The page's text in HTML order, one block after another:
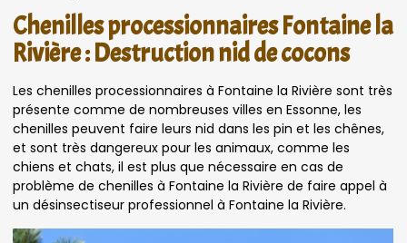
Chenilles processionnaires Fontaine la
Rivière : Destruction nid de cocons
Les chenilles processionnaires à Fontaine la Rivière sont très
présente comme de nombreuses villes en Essonne, les
chenilles peuvent faire leurs nid dans les pin et les chênes,
et sont très dangereux pour les animaux, comme les
chiens et chats, il est plus que nécessaire en cas de
problème de chenilles à Fontaine la Rivière de faire appel à
un désinsectiseur professionnel à Fontaine la Rivière.